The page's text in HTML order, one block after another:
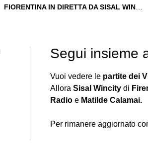
FIORENTINA IN DIRETTA DA SISAL WINCITY
Segui insieme
Vuoi vedere le partite dei
Allora Sisal Wincitydi
Radioe Matilde Calamai.
Per rimanere aggiornato